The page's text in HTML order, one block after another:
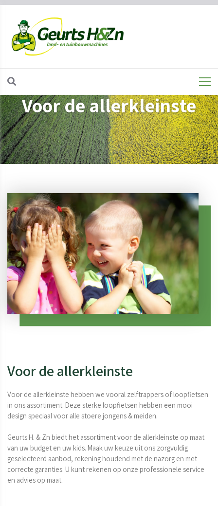
Voor de allerkleinste
Voor de allerkleinste
Voor de allerkleinste hebben we vooral zelftrappers of loopfietsen
in ons assortiment. Deze sterke loopfietsen hebben een mooi
design speciaal voor alle stoere jongens & meiden.
Geurts H. & Zn biedt het assortiment voor de allerkleinste op maat
van uw budget en uw kids. Maak uw keuze uit ons zorgvuldig
geselecteerd aanbod, rekening houdend met de nazorg en met
correcte garanties. U kunt rekenen op onze professionele service